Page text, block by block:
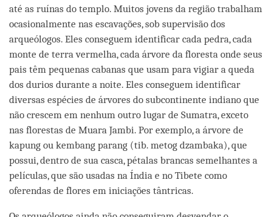
até as ruínas do templo. Muitos jovens da região trabalham
ocasionalmente nas escavações, sob supervisão dos
arqueólogos. Eles conseguem identificar cada pedra, cada
monte de terra vermelha, cada árvore da floresta onde seus
pais têm pequenas cabanas que usam para vigiar a queda
dos durios durante a noite. Eles conseguem identificar
diversas espécies de árvores do subcontinente indiano que
não crescem em nenhum outro lugar de Sumatra, exceto
nas florestas de Muara Jambi. Por exemplo, a árvore de
kapung ou kembang parang (tib. metog dzambaka), que
possui, dentro de sua casca, pétalas brancas semelhantes a
películas, que são usadas na Índia e no Tibete como
oferendas de flores em iniciações tântricas.